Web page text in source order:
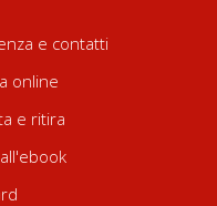
e contatti
online
e ritira